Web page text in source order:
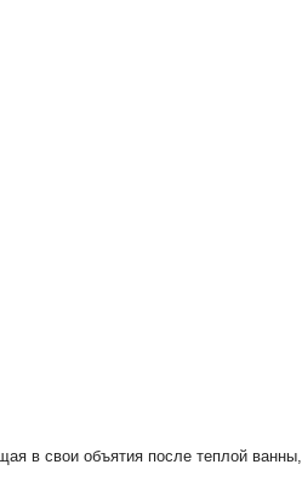
в свои объятия после теплой ванны,